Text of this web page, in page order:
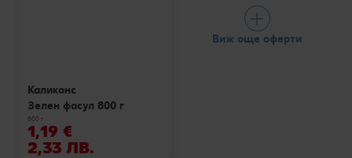
Каликонс
Зелен фасул 800 г
800 г
1,19 €
2,33 ЛВ.
Виж още оферти